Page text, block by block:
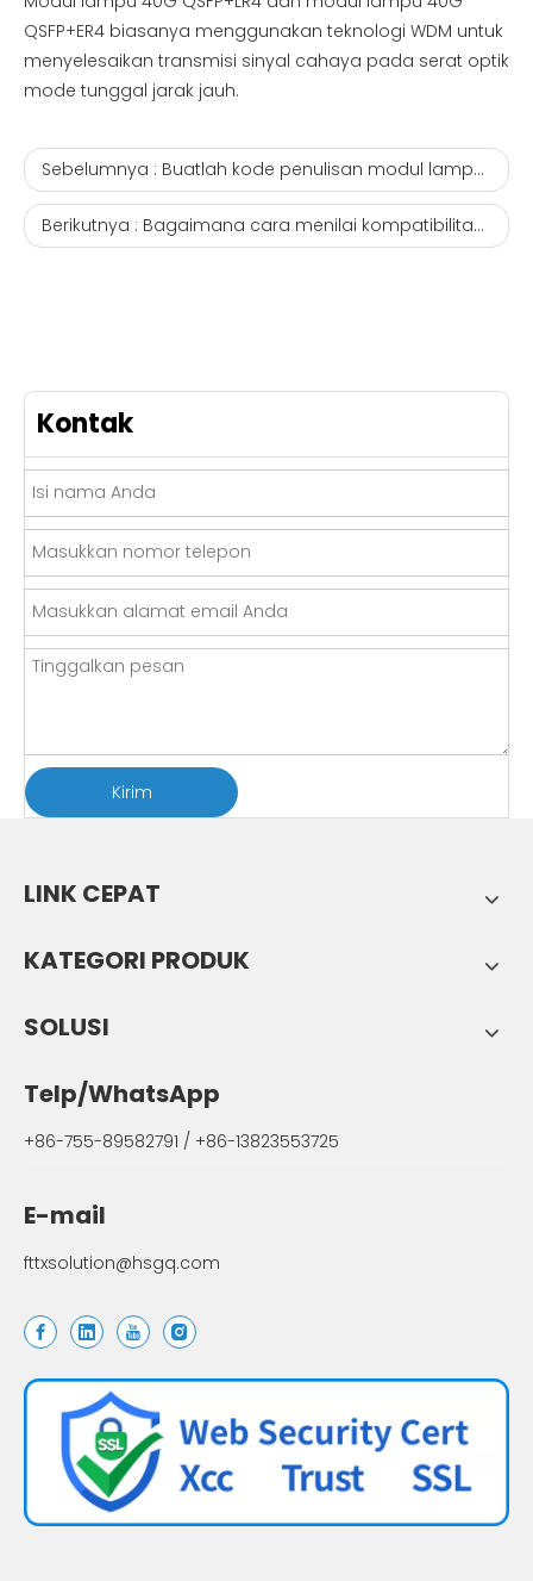
QSFP+ER4 biasanya menggunakan teknologi WDM untuk
menyelesaikan transmisi sinyal cahaya pada serat optik
mode tunggal jarak jauh.
Sebelumnya : Buatlah kode penulisan modul lampu 'mudah sekali!'
Berikutnya : Bagaimana cara menilai kompatibilitas dan kualitas modul berkapasitas cahaya?
Kontak
Kirim
LINK CEPAT
KATEGORI PRODUK
SOLUSI
Telp/WhatsApp
+86-755-89582791 / +86-13823553725
E-mail
fttxsolution@hsgq.com